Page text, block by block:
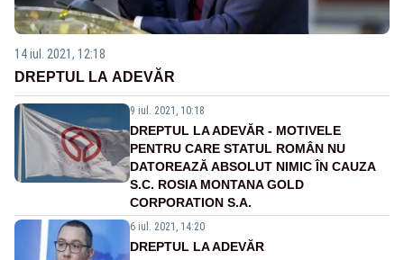
14 iul. 2021, 12:18
DREPTUL LA ADEVĂR
9 iul. 2021, 10:18
DREPTUL LA ADEVĂR - MOTIVELE
PENTRU CARE STATUL ROMÂN NU
DATOREAZĂ ABSOLUT NIMIC ÎN CAUZA
S.C. ROSIA MONTANA GOLD
CORPORATION S.A.
6 iul. 2021, 14:20
DREPTUL LA ADEVĂR